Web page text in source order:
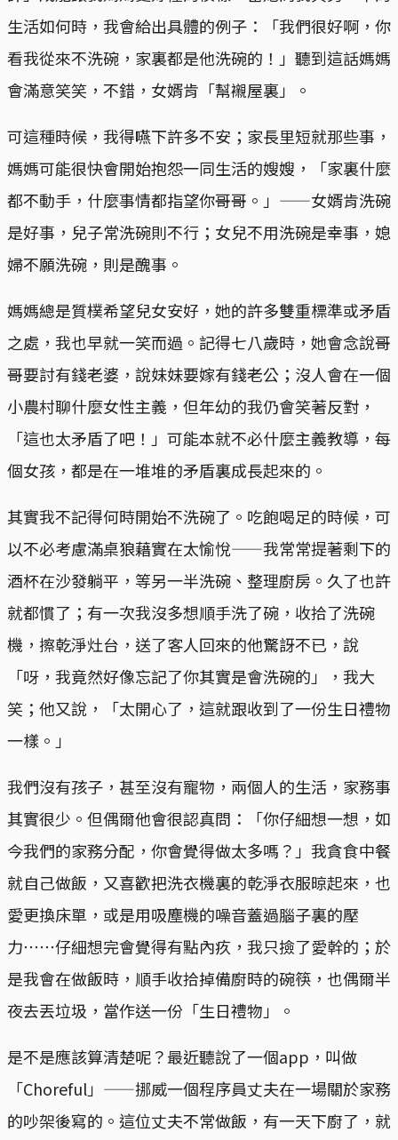
生活如何時，我會給出具體的例子：「我們很好啊，你
看我從來不洗碗，家裏都是他洗碗的！」聽到這話媽媽
會滿意笑笑，不錯，女婿肯「幫襯屋裏」。
可這種時候，我得嚥下許多不安；家長里短就那些事，
媽媽可能很快會開始抱怨一同生活的嫂嫂，「家裏什麼
都不動手，什麼事情都指望你哥哥。」——女婿肯洗碗
是好事，兒子常洗碗則不行；女兒不用洗碗是幸事，媳
婦不願洗碗，則是醜事。
媽媽總是質樸希望兒女安好，她的許多雙重標準或矛盾
之處，我也早就一笑而過。記得七八歲時，她會念說哥
哥要討有錢老婆，說妹妹要嫁有錢老公；沒人會在一個
小農村聊什麼女性主義，但年幼的我仍會笑著反對，
「這也太矛盾了吧！」可能本就不必什麼主義教導，每
個女孩，都是在一堆堆的矛盾裏成長起來的。
其實我不記得何時開始不洗碗了。吃飽喝足的時候，可
以不必考慮滿桌狼藉實在太愉悅——我常常提著剩下的
酒杯在沙發躺平，等另一半洗碗、整理廚房。久了也許
就都慣了；有一次我沒多想順手洗了碗，收拾了洗碗
機，擦乾淨灶台，送了客人回來的他驚訝不已，說
「呀，我竟然好像忘記了你其實是會洗碗的」，我大
笑；他又說，「太開心了，這就跟收到了一份生日禮物
一樣。」
我們沒有孩子，甚至沒有寵物，兩個人的生活，家務事
其實很少。但偶爾他會很認真問：「你仔細想一想，如
今我們的家務分配，你會覺得做太多嗎？」我貪食中餐
就自己做飯，又喜歡把洗衣機裏的乾淨衣服晾起來，也
愛更換床單，或是用吸塵機的噪音蓋過腦子裏的壓
力⋯⋯仔細想完會覺得有點內疚，我只撿了愛幹的；於
是我會在做飯時，順手收拾掉備廚時的碗筷，也偶爾半
夜去丟垃圾，當作送一份「生日禮物」。
是不是應該算清楚呢？最近聽說了一個app，叫做
「Choreful」——挪威一個程序員丈夫在一場關於家務
的吵架後寫的。這位丈夫不常做飯，有一天下廚了，就